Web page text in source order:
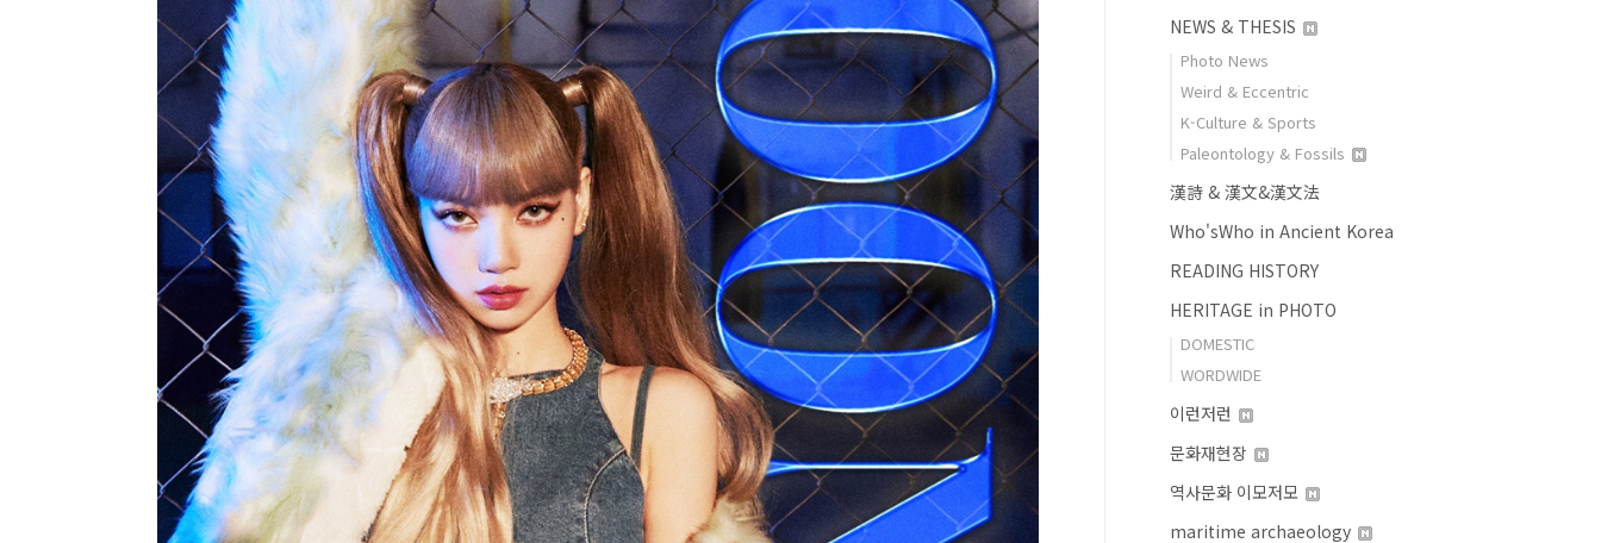
NEWS & THESIS
Photo News
Weird & Eccentric
K-Culture & Sports
Paleontology & Fossils
漢詩 & 漢文&漢文法
Who'sWho in Ancient Korea
READING HISTORY
HERITAGE in PHOTO
DOMESTIC
WORDWIDE
이런저런
문화재현장
역사문화 이모저모
maritime archaeology